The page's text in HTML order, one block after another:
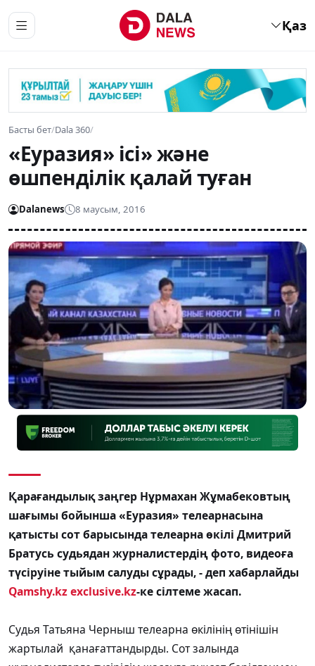
Қаз
Басты бет/Dala 360/
«Еуразия» ісі» және
өшпенділік қалай туған
Dalanews 8 маусым, 2016
Қарағандылық заңгер Нұрмахан Жұмабековтың
шағымы бойынша «Еуразия» телеарнасына
қатысты сот барысында телеарна өкілі Дмитрий
Братусь судьядан журналистердің фото, видеоға
түсіруіне тыйым салуды сұрады, - деп хабарлайды
Qamshy.kzexclusive.kz-ке сілтеме жасап.
Судья Татьяна Черныш телеарна өкілінің өтінішін
жартылай қанағаттандырды. Сот залында